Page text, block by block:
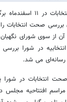
به گزارش ایرنا،
صحت انتخابات را
از سوی شورای
در شورا
می شد.
انتخابات در شورا